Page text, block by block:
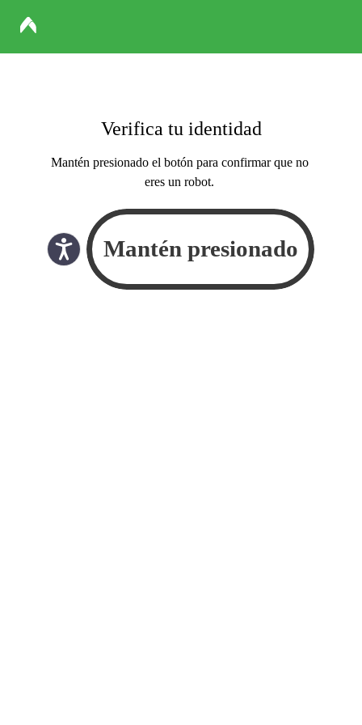
Verifica tu identidad
Mantén presionado el botón para confirmar que no
eres un robot.